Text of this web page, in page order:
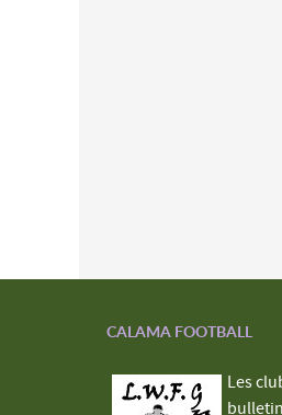
CALAMA FOOTBALL
Les